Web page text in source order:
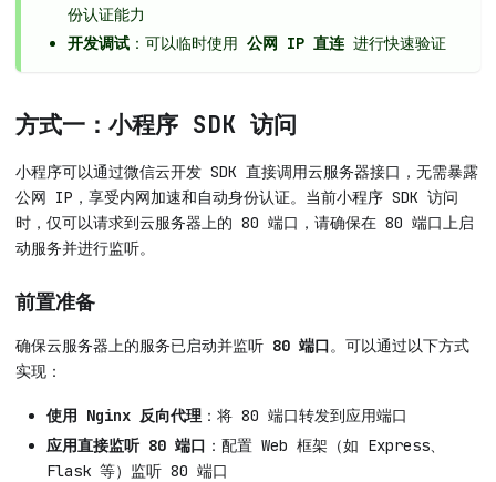
份认证能力
开发调试 ：可以临时使用 公网 IP 直连 进行快速验证
方式一：小程序 SDK 访问
小程序可以通过微信云开发 SDK 直接调用云服务器接口，无需暴露
公网 IP，享受内网加速和自动身份认证。当前小程序 SDK 访问
时，仅可以请求到云服务器上的 80 端口，请确保在 80 端口上启
动服务并进行监听。
前置准备
确保云服务器上的服务已启动并监听 80 端口。可以通过以下方式
实现：
使用 Nginx 反向代理 ：将 80 端口转发到应用端口
应用直接监听 80 端口 ：配置 Web 框架（如 Express、
Flask 等）监听 80 端口